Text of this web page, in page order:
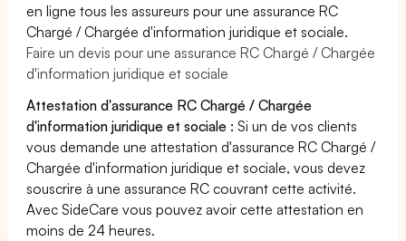
en ligne tous les assureurs pour une assurance RC
Chargé / Chargée d'information juridique et sociale.
Faire un devis pour une assurance RC Chargé / Chargée
d'information juridique et sociale
Attestation d'assurance RC Chargé / Chargée
d'information juridique et sociale : Si un de vos clients
vous demande une attestation d'assurance RC Chargé /
Chargée d'information juridique et sociale, vous devez
souscrire à une assurance RC couvrant cette activité.
Avec SideCare vous pouvez avoir cette attestation en
moins de 24 heures.